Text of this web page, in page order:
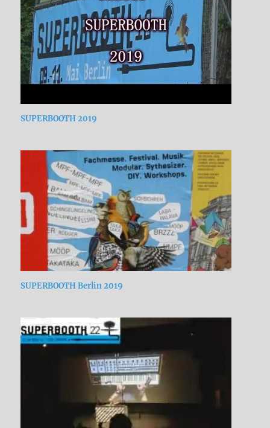
SUPERBOOTH 2019
SUPERBOOTH Berlin 2019